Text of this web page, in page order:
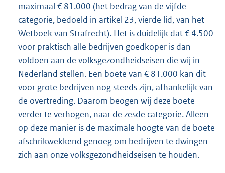
maximaal € 81.000 (het bedrag van de vijfde
categorie, bedoeld in artikel 23, vierde lid, van het
Wetboek van Strafrecht). Het is duidelijk dat € 4.500
voor praktisch alle bedrijven goedkoper is dan
voldoen aan de volksgezondheidseisen die wij in
Nederland stellen. Een boete van € 81.000 kan dit
voor grote bedrijven nog steeds zijn, afhankelijk van
de overtreding. Daarom beogen wij deze boete
verder te verhogen, naar de zesde categorie. Alleen
op deze manier is de maximale hoogte van de boete
afschrikwekkend genoeg om bedrijven te dwingen
zich aan onze volksgezondheidseisen te houden.